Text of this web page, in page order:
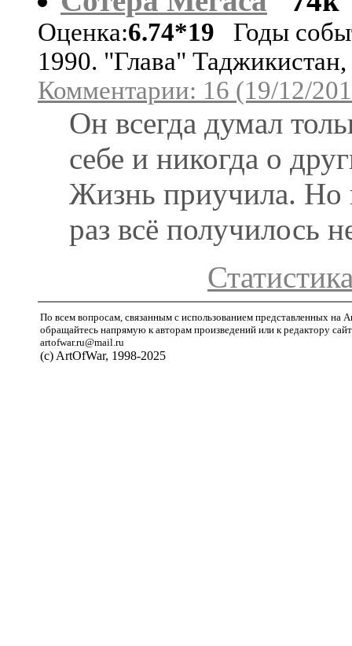
Оценка:6.74*19 Годы
1990. "Глава"
Комментарии: 16 (19/12/
Он всегда думал
себе и никогда о
Жизнь приучила. Но
раз всё получилось
По всем вопросам, связанным с использованием представленных на
обращайтесь напрямую к авторам произведений или к редактору
artofwar.ru@mail.ru
(с) ArtOfWar, 1998-2025